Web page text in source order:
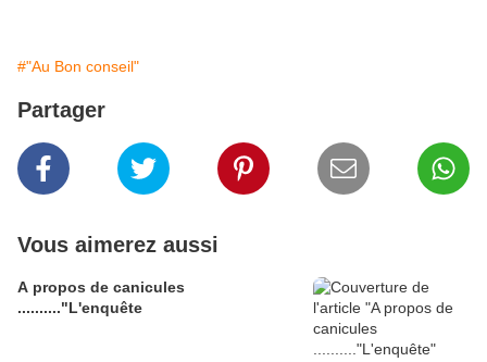
#"Au Bon conseil"
Partager
Vous aimerez aussi
A propos de canicules
.........."L'enquête